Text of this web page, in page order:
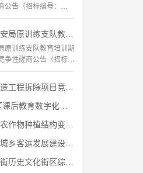
公告（招标编号：
训练支队教育培训期
原训练支队教育培训期
争性磋商公告（招标编
拆除项目竞争性磋商
育数字化管理平台
物种植结构变化遥感
客运发展建设项目
文化街区综合开发和